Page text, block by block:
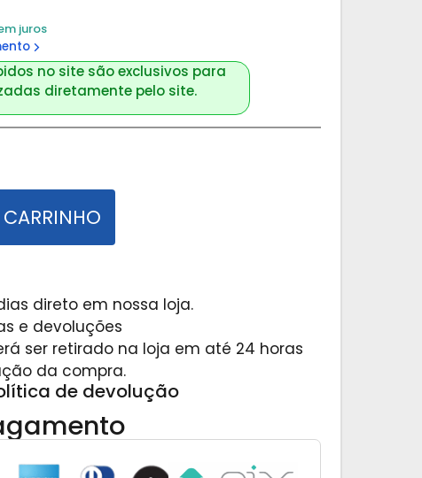
juros
no site são exclusivos para
diretamente pelo site.
direto em nossa loja.
e devoluções
ser retirado na loja em até 24 horas
da compra.
de devolução